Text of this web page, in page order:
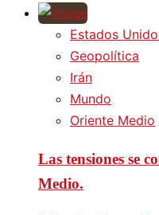
Estados
Geopolítica
Irán
Mundo
Oriente Medio
Las tensiones se
Medio.